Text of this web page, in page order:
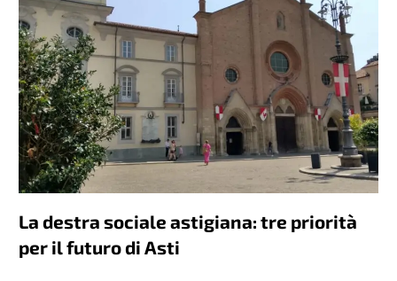
La destra sociale astigiana: tre priorità
per il futuro di Asti